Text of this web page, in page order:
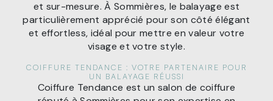
et sur-mesure. À Sommières, le balayage est
particulièrement apprécié pour son côté élégant
et effortless, idéal pour mettre en valeur votre
visage et votre style.
COIFFURE TENDANCE : VOTRE PARTENAIRE POUR
UN BALAYAGE RÉUSSI
Coiffure Tendance est un salon de coiffure